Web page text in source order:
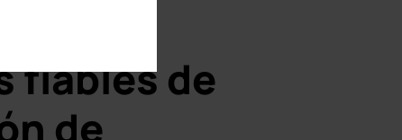
fiables de
de